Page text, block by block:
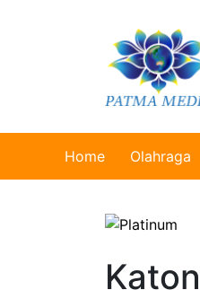
Home Olahraga